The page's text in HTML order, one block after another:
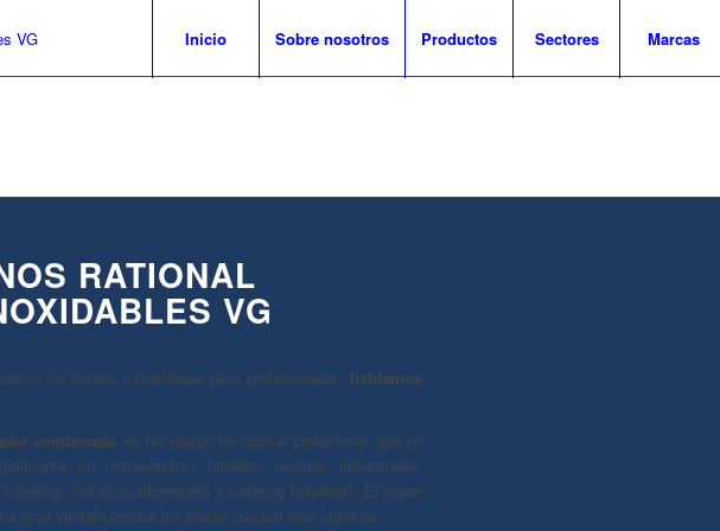
Inicio Sobre nosotros Productos Sectores Marcas
RATIONAL
VG
de hornos industriales para profesionales: hablamos
combinado es un equipo de cocina profesional que se
en restaurantes, hoteles, cocinas industriales,
industria alimentaria y catering industrial. El vapor
gran ventaja porque los platos quedan muy jugosos.